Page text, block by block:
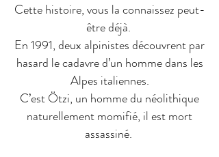
Cette histoire, vous la connaissez peut-
être déjà.
En 1991, deux alpinistes découvrent par
hasard le cadavre d’un homme dans les
Alpes italiennes.
C’est Ötzi, un hommedu néolithique
naturellement momifié, il est mort
assassiné.